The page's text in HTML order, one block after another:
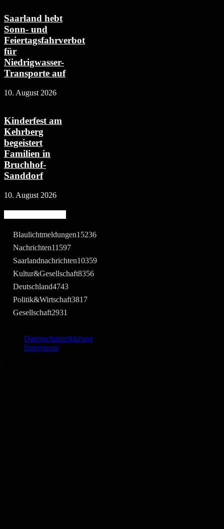
Saarland hebt
Sonn- und
Feiertagsfahrverbot
für
Niedrigwasser-
Transporte auf
10. August 2026
Kinderfest am
Kehrberg
begeistert
Familien in
Bruchhof-
Sanddorf
10. August 2026
Blaulichtmeldungen15236
Nachrichten11597
Saarlandnachrichten10359
Kultur&Gesellschaft8356
Deutschland4743
Politik&Wirtschaft3817
Gesellschaft2931
Datenschutzerklärung
Impressum